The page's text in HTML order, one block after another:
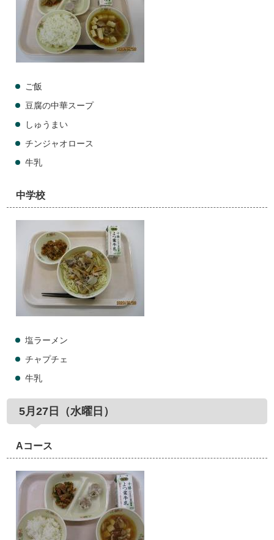
ご飯
豆腐の中華スープ
しゅうまい
チンジャオロース
牛乳
中学校
塩ラーメン
チャプチェ
牛乳
5月27日（水曜日）
Aコース